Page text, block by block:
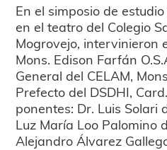
En el simposio de
en el teatro del Colegio
Mogrovejo, intervinieron
Mons. Edison Farfán
General del CELAM,
Prefecto del DSDHI,
ponentes: Dr. Luis Solari
Luz María Loo Palomino
Alejandro Álvarez